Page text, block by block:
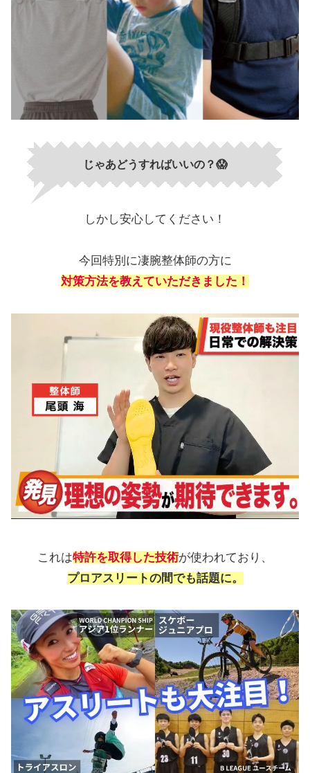
じゃあどうすればいいの？😱
しかし安心してください！
今回特別に凄腕整体師の方に
対策方法を教えていただきました！
これは特許を取得した技術が使われており、
プロアスリートの間でも話題に。